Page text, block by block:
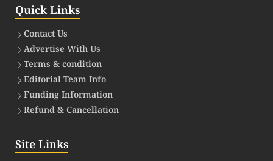
Quick Links
Contact Us
Advertise With Us
Terms & condition
Editorial Team Info
Funding Information
Refund & Cancellation
Site Links